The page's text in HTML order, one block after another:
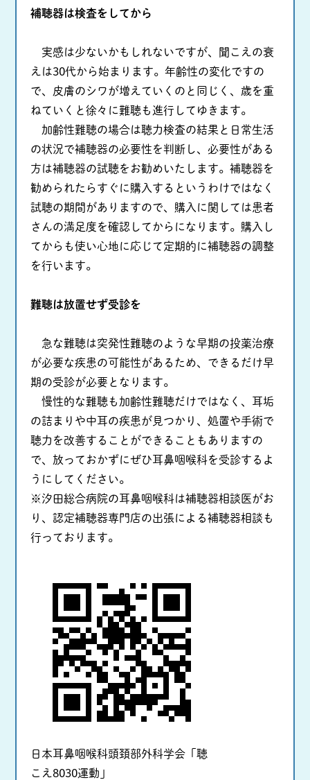
補聴器は検査をしてから
実感は少ないかもしれないですが、聞こえの衰
えは30代から始まります。年齢性の変化ですの
で、皮膚のシワが増えていくのと同じく、歳を重
ねていくと徐々に難聴も進行してゆきます。
加齢性難聴の場合は聴力検査の結果と日常生活
の状況で補聴器の必要性を判断し、必要性がある
方は補聴器の試聴をお勧めいたします。補聴器を
勧められたらすぐに購入するというわけではなく
試聴の期間がありますので、購入に関しては患者
さんの満足度を確認してからになります。購入し
てからも使い心地に応じて定期的に補聴器の調整
を行います。
難聴は放置せず受診を
急な難聴は突発性難聴のような早期の投薬治療
が必要な疾患の可能性があるため、できるだけ早
期の受診が必要となります。
慢性的な難聴も加齢性難聴だけではなく、耳垢
の詰まりや中耳の疾患が見つかり、処置や手術で
聴力を改善することができることもありますの
で、放っておかずにぜひ耳鼻咽喉科を受診するよ
うにしてください。
※汐田総合病院の耳鼻咽喉科は補聴器相談医がお
り、認定補聴器専門店の出張による補聴器相談も
行っております。
日本耳鼻咽喉科頭頚部外科学会「聴
こえ8030運動」